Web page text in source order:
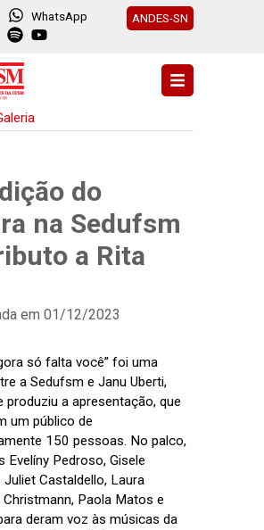
WhatsApp ANDES-SN
do
na Sedufsm
a Rita
em 01/12/2023
só falta você” foi uma
a Sedufsm e Janu Uberti,
produziu a apresentação, que
um público de
150 pessoas. No palco,
Evelíny Pedroso, Gisele
Juliet Castaldello, Laura
Christmann, Paola Matos e
deram voz às músicas da